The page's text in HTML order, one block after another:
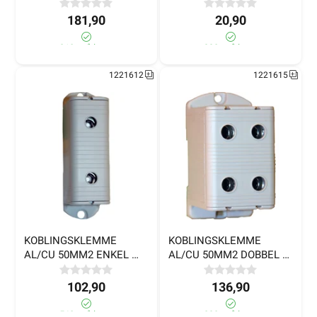
Wago koblingsklemme
221-412 2-leder
Transparent
639,-
Wago koblingsklemme
Transparent 5stk
1221910 1221963
181,90
310+ på lager
20,90
990+ på lager
KOBLINGSKLEMME
AL/CU 50MM2 ENKEL
GRÅ CV013215
1221612
102,90
560+ på lager
KOBLINGSKLEMME
AL/CU 50MM2 DOBBEL
1221615
136,90
290+ på lager